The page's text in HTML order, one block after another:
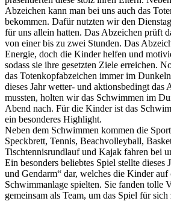
Abzeichen kann man bei uns auch das
bekommen. Dafür nutzten wir den
für uns allein hatten. Das Abzeichen prüft
von einer bis zu zwei Stunden. Das
Energie, doch die Kinder helfen und
sodass sie ihre gesetzten Ziele erreichen.
das Totenkopfabzeichen immer im
dieses Jahr wetter- und aktionsbedingt das
mussten, holten wir das Schwimmen im
Abend nach. Für die Kinder ist das
ein besonderes Highlight.
Neben dem Schwimmen kommen die
Speckbrett, Tennis, Beachvolleyball,
Tischtennisrundlauf und Kajak fahren bei
Ein besonders beliebtes Spiel stellte dieses
und Gendarm“ dar, welches die Kinder auf
Schwimmanlage spielten. Sie fanden tolle
gemeinsam als Team, um das Spiel für sich